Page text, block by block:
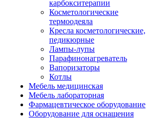
карбокситерапии
Косметологические
термоодеяла
Кресла косметологические,
педикюрные
Лампы-лупы
Парафинонагреватель
Вапоризаторы
Котлы
Мебель медицинская
Мебель лабораторная
Фармацевтическое оборудование
Оборудование для оснащения